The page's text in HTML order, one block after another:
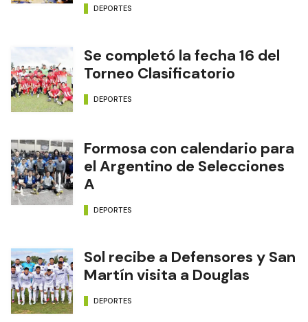
DEPORTES
Se completó la fecha 16 del
Torneo Clasificatorio
DEPORTES
Formosa con calendario para
el Argentino de Selecciones
A
DEPORTES
Sol recibe a Defensores y San
Martín visita a Douglas
DEPORTES